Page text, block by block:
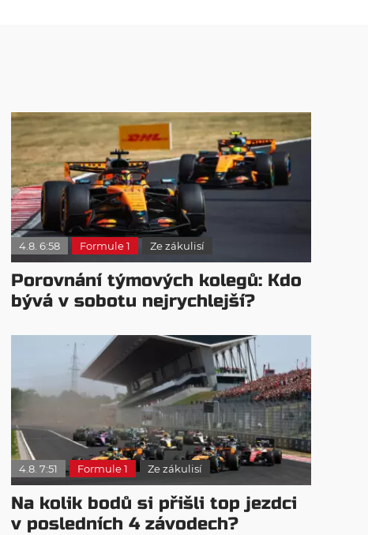
4.8. 6:58 Formule 1 Ze zákulisí
Porovnání týmových kolegů: Kdo
bývá v sobotu nejrychlejší?
4.8. 7:51 Formule 1 Ze zákulisí
Na kolik bodů si přišli top jezdci
v posledních 4 závodech?